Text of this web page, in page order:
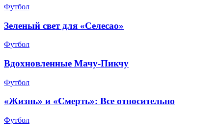
Футбол
Зеленый свет для «Селесао»
Футбол
Вдохновленные Мачу-Пикчу
Футбол
«Жизнь» и «Смерть»: Все относительно
Футбол